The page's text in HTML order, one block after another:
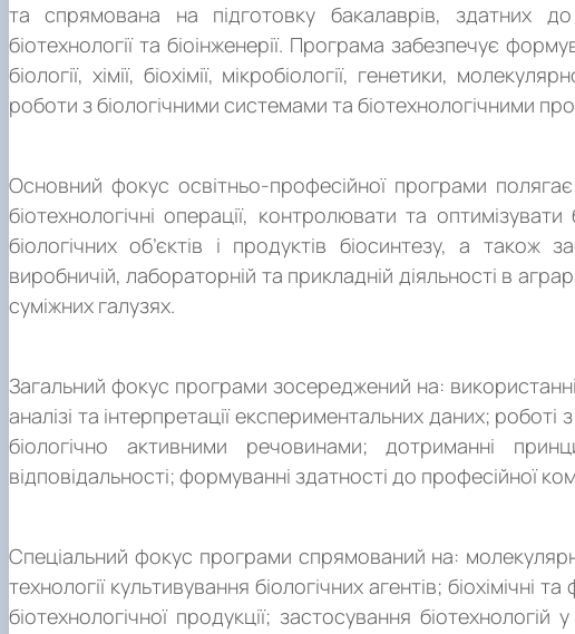
та спрямована на підготовку бакалаврів, здатних
біотехнології та біоінженерії. Програма забезпечує
біології, хімії, біохімії, мікробіології, генетики,
роботи з біологічними системами та біотехнологічними
Основний фокус освітньо-професійної програми
біотехнологічні операції, контролювати та
біологічних об’єктів і продуктів біосинтезу, а також
виробничій, лабораторній та прикладній діяльності в
суміжних галузях.
Загальний фокус програми зосереджений на: використанні
аналізі та інтерпретації експериментальних даних;
біологічно активними речовинами; дотриманні
відповідальності; формуванні здатності до професійної
Спеціальний фокус програми спрямований на:
технології культивування біологічних агентів; біохімічні
біотехнологічної продукції; застосування